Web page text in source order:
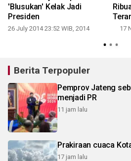
'Blusukan' Kelak Jadi
Presiden
26 July 2014 23:52 WIB, 2014
17
Berita Terpopuler
Pemprov Jateng
menjadi PR
11 jam lalu
Prakiraan cuaca
17 jam lalu